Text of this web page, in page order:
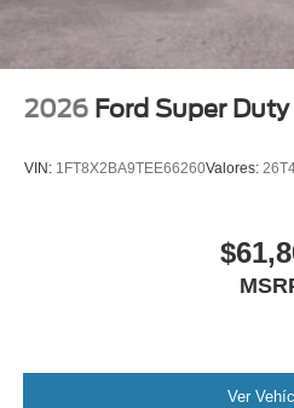
2026 Ford Super
VIN: 1FT8X2BA9TEE66260Valores:
Ver